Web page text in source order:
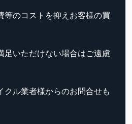
のコストを抑えお客様の買
いただけない場合はご遠慮
ル業者様からのお問合せも